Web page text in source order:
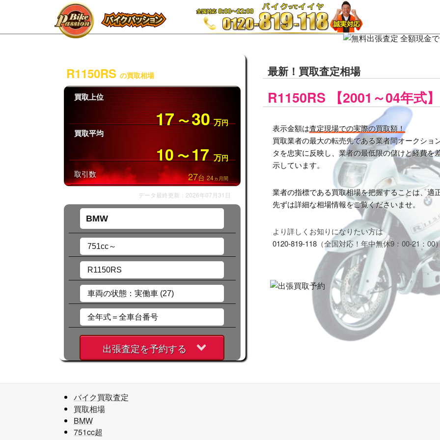
最新！買取査定相場
R1150RS 【2001～04年式】
表示金額は査定現場での実際の買取額！
買取業者の最大の転売先である業者間オークショ
タを忠実に反映し、業者の最低限の儲けと経費を
示しています。
業者の指標である買取相場を把握することは、適
先ずは詳細な相場情報をご覧くださいませ。
より詳しくお知りになりたい方は
0120-819-118（全国対応！年中無休9：00-21：00
R1150RS の買取相場
買取上位
17 〜30 万円
買取平均
10 〜17 万円
取引数 27台24ヵ月間
データ最終更新：2026年07月31日
出張査定を予約する
バイク買取査定
買取相場
BMW
751cc超